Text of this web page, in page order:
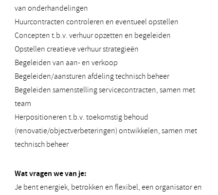
van onderhandelingen
Huurcontracten controleren en eventueel opstellen
Concepten t.b.v. verhuur opzetten en begeleiden
Opstellen creatieve verhuur strategieën
Begeleiden van aan- en verkoop
Begeleiden/aansturen afdeling technisch beheer
Begeleiden samenstelling servicecontracten, samen met
team
Herpositioneren t.b.v. toekomstig behoud
(renovatie/objectverbeteringen) ontwikkelen, samen met
technisch beheer
Wat vragen we van je:
Je bent energiek, betrokken en flexibel, een organisator en